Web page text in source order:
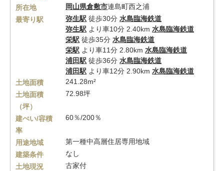
所在地 岡山県倉敷市連島町西之浦
最寄り駅
弥生駅 徒歩30分 水島臨海鉄道
弥生駅 より車10分 2.40km 水島臨海鉄道
栄駅 徒歩35分 水島臨海鉄道
栄駅 より車11分 2.80km 水島臨海鉄道
浦田駅 徒歩36分 水島臨海鉄道
浦田駅 より車12分 2.90km 水島臨海鉄道
土地面積
241.28m²
土地面積
（坪）
72.98坪
建ぺい/容積
率
60％/200％
用途地域
第一種中高層住居専用地域
建築条件
なし
土地現況
古家付